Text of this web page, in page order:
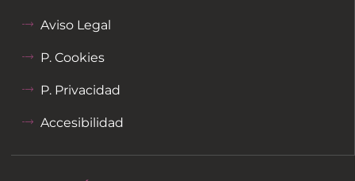
Aviso Legal
P. Cookies
P. Privacidad
Accesibilidad